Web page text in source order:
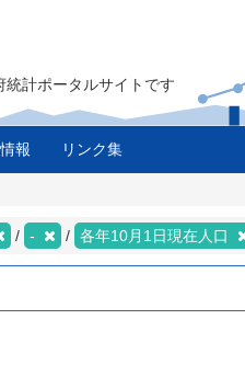
計ポータルサイトです
報 リンク集
- 各年10月1日現在人口